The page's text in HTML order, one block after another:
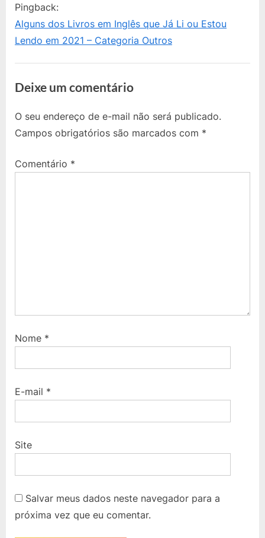
s
P
o
s
s
t
:
–
Midnight
Book
of
the
Pingback:
Alguns dos Livros em Inglês que Já Li ou Estou
Lendo em 2021 – Categoria Outros
Deixe um comentário
O seu endereço de e-mail não será publicado.
Campos obrigatórios são marcados com *
Comentário *
Nome *
E-mail *
Site
Salvar meus dados neste navegador para a
próxima vez que eu comentar.